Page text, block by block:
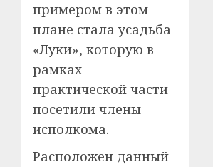
примером в этом
плане стала усадьба
«Луки», которую в
рамках
практической части
посетили члены
исполкома.
Расположен данный